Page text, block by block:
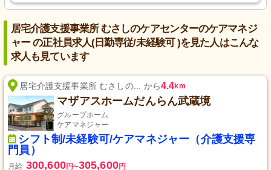
居宅介護支援事業所 むさしのケアセンターのケアマネジ
ャー の正社員求人(日勤専従/未経験可 )を見た人はこんな
求人も見ています
居宅介護支援事業所 むさしの... から4.4km
マザアスホームだんらん武蔵境
グループホーム
ケアマネジャー
シフト制/未経験可/ケアマネジャー（介護支援専
門員）
月給 300,600円〜305,600円